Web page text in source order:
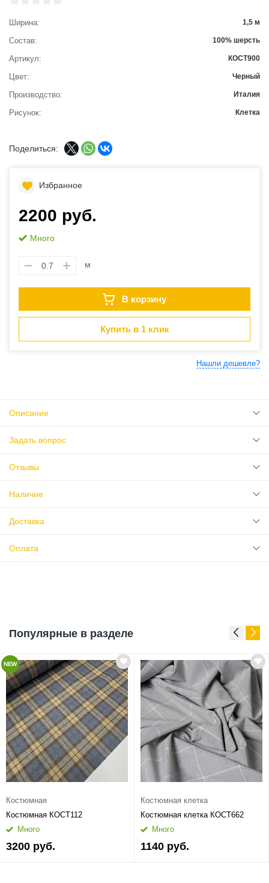
Ширина 1,5 м
Состав 100% шерсть
Артикул КОСТ900
Цвет Черный
Производство Италия
Рисунок Клетка
Поделиться:
Избранное
2200 руб.
Много
м
В корзину
Купить в 1 клик
Нашли дешевле?
Описание
Задать вопрос
Отзывы
Наличие
Доставка
Оплата
Популярные в разделе
NEW
Костюмная
Костюмная КОСТ112
Много
3200 руб.
Костюмная клетка
Костюмная клетка КОСТ662
Много
1140 руб.